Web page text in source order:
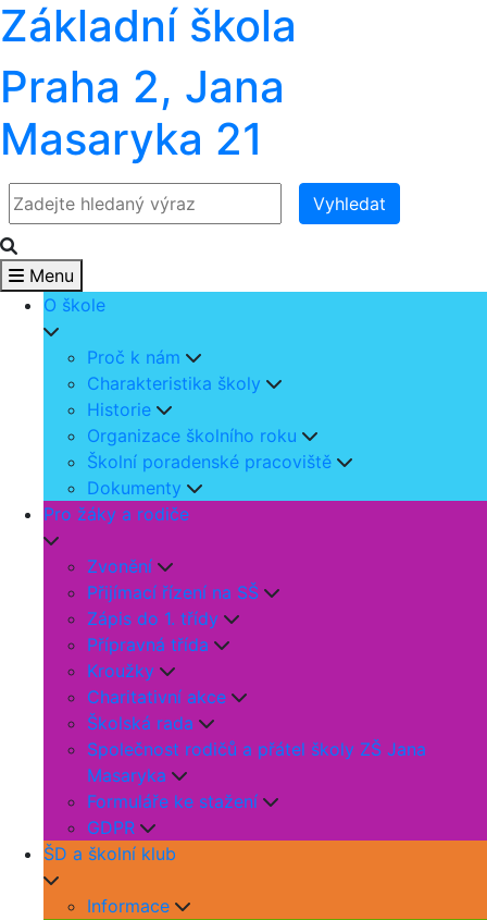
Základní škola
Praha 2, Jana
Masaryka 21
Vyhledat
Menu
O škole
Proč k nám
Charakteristika školy
Historie
Organizace školního roku
Školní poradenské pracoviště
Dokumenty
Pro žáky a rodiče
Zvonění
Přijímací řízení na SŠ
Zápis do 1. třídy
Přípravná třída
Kroužky
Charitativní akce
Školská rada
Společnost rodičů a přátel školy ZŠ Jana
Masaryka
Formuláře ke stažení
GDPR
ŠD a školní klub
Informace